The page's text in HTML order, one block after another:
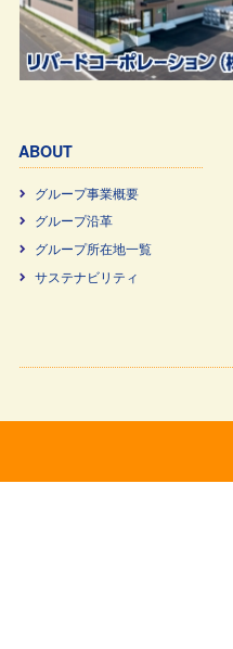
ABOUT
グループ事業概要
グループ沿革
グループ所在地一覧
サステナビリティ